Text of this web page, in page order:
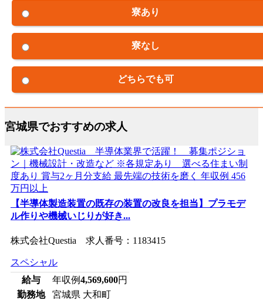
寮あり
寮なし
どちらでも可
宮城県でおすすめの求人
【半導体製造装置の既存の装置の改良を担当】プラモデ
ル作りや機械いじりが好き...
株式会社Questia 求人番号：1183415
スペシャル
給与
年収例4,569,600円
勤務地
宮城県 大和町